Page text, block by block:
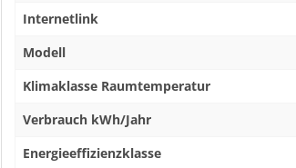
Internetlink
Modell
Klimaklasse Raumtemperatur
Verbrauch kWh/Jahr
Energieeffizienzklasse